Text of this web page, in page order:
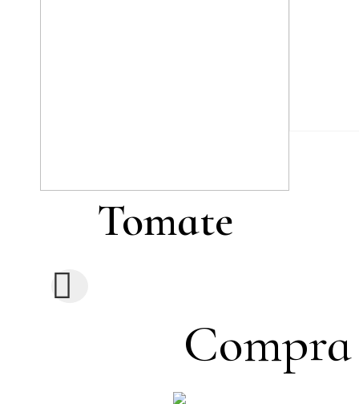
Tomate